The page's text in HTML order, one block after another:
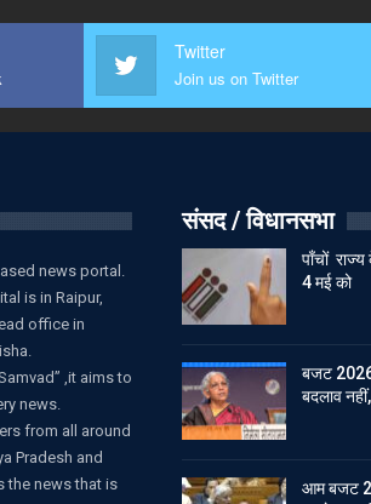
Twitter
Join us on Twitter
news portal.
is in Raipur,
office in
,it aims to
news.
from all around
Pradesh and
the news that is
संसद / विधानसभा
पाँचों
4 मई को
बजट
बदलाव
आम बजट